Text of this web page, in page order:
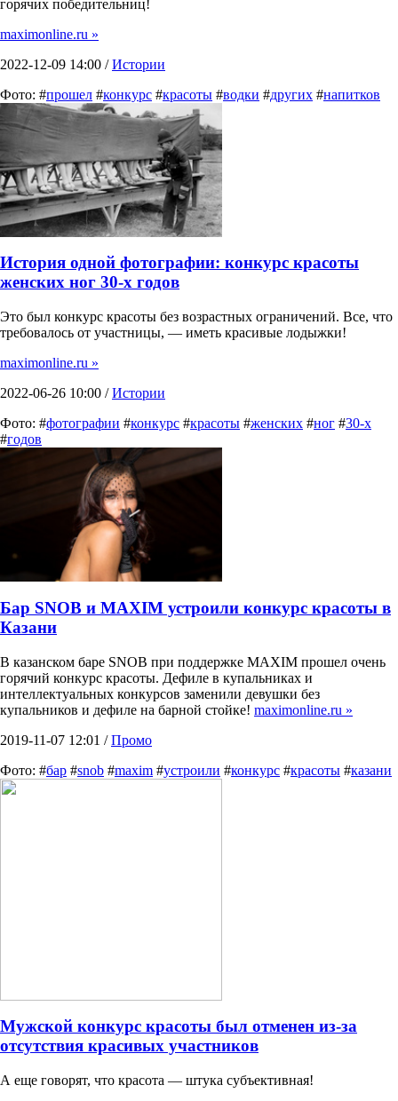
горячих победительниц!
maximonline.ru »
2022-12-09 14:00 /Истории
Фото: #прошел #конкурс #красоты #водки #других #напитков
История одной фотографии: конкурс красоты
женских ног 30-х годов
Это был конкурс красоты без возрастных ограничений. Все, что
требовалось от участницы, — иметь красивые лодыжки!
maximonline.ru »
2022-06-26 10:00 /Истории
Фото: #фотографии #конкурс #красоты #женских #ног #30-х
#годов
Бар SNOB и MAXIM устроили конкурс красоты в
Казани
В казанском баре SNOB при поддержке MAXIM прошел очень
горячий конкурс красоты. Дефиле в купальниках и
интеллектуальных конкурсов заменили девушки без
купальников и дефиле на барной стойке! maximonline.ru »
2019-11-07 12:01 /Промо
Фото: #бар #snob #maxim #устроили #конкурс #красоты #казани
Мужской конкурс красоты был отменен из-за
отсутствия красивых участников
А еще говорят, что красота — штука субъективная!